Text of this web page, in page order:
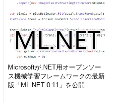
Microsoftが.NET用オープンソー
ス機械学習フレームワークの最新
版「ML.NET 0.11」を公開